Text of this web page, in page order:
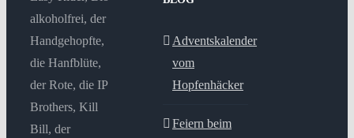
alkoholfrei, der
Handgehopfte,
die Hanfblüte,
der Rote, die IP
Brothers, Kill
Bill, der
Adventskalender
vom
Hopfenhäcker
Feiern beim